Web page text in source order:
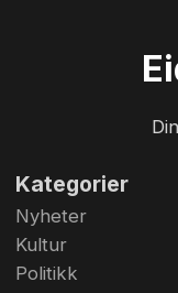
som forteller
Kategorier
Nyheter
Kultur
Politikk